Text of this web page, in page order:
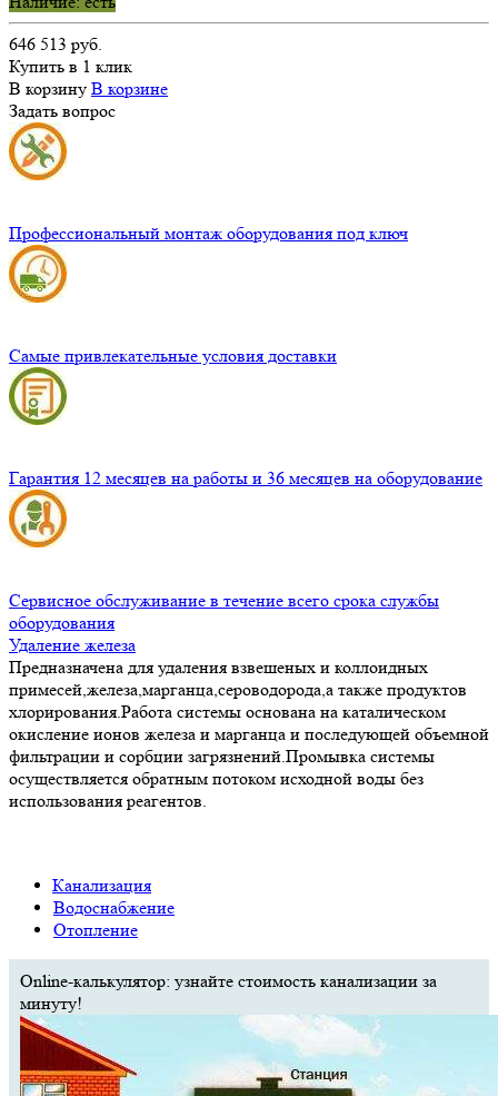
646 513 руб.
Купить в 1 клик
В корзину В корзине
Задать вопрос
Профессиональный монтаж оборудования под ключ
Самые привлекательные условия доставки
Гарантия 12 месяцев на работы и 36 месяцев на оборудование
Сервисное обслуживание в течение всего срока службы
оборудования
Удаление железа
Предназначена для удаления взвешеных и коллоидных
примесей,железа,марганца,сероводорода,а также продуктов
хлорирования.Работа системы основана на каталическом
окисление ионов железа и марганца и последующей объемной
фильтрации и сорбции загрязнений.Промывка системы
осуществляется обратным потоком исходной воды без
использования реагентов.
Канализация
Водоснабжение
Отопление
Online-калькулятор: узнайте стоимость канализации за
минуту!